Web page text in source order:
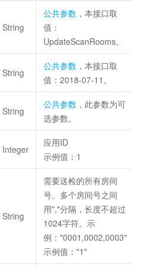
String
公共参数 ，本接口取
值：
UpdateScanRooms。
String
公共参数 ，本接口取
值：2018-07-11。
String
公共参数 ，此参数为可
选参数。
Integer
应用ID
示例值：1
String
需要送检的所有房间
号。多个房间号之间
用","分隔，长度不超过
1024字符。示
例："0001,0002,0003"
示例值："1"